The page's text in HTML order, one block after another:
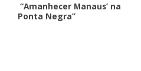
“Amanhecer Manaus’ na
Ponta Negra”